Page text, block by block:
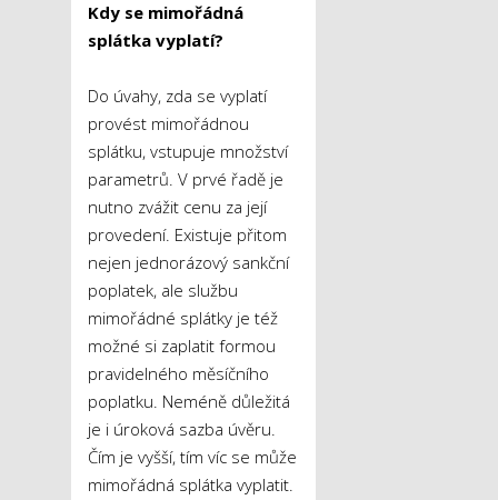
Kdy se mimořádná
splátka vyplatí?
Do úvahy, zda se vyplatí
provést mimořádnou
splátku, vstupuje množství
parametrů. V prvé řadě je
nutno zvážit cenu za její
provedení. Existuje přitom
nejen jednorázový sankční
poplatek, ale službu
mimořádné splátky je též
možné si zaplatit formou
pravidelného měsíčního
poplatku. Neméně důležitá
je i úroková sazba úvěru.
Čím je vyšší, tím víc se může
mimořádná splátka vyplatit.